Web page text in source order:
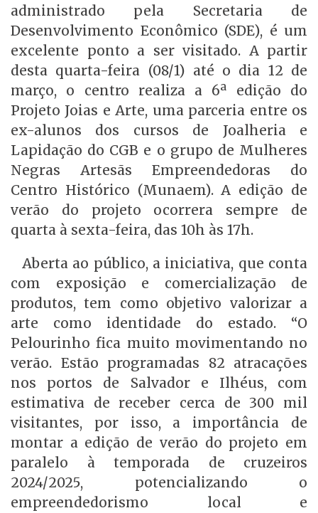
administrado pela Secretaria de
Desenvolvimento Econômico (SDE), é um
excelente ponto a ser visitado. A partir
desta quarta-feira (08/1) até o dia 12 de
março, o centro realiza a 6ª edição do
Projeto Joias e Arte, uma parceria entre os
ex-alunos dos cursos de Joalheria e
Lapidação do CGB e o grupo de Mulheres
Negras Artesãs Empreendedoras do
Centro Histórico (Munaem). A edição de
verão do projeto ocorrera sempre de
quarta à sexta-feira, das 10h às 17h.
Aberta ao público, a iniciativa, que conta
com exposição e comercialização de
produtos, tem como objetivo valorizar a
arte como identidade do estado. “O
Pelourinho fica muito movimentando no
verão. Estão programadas 82 atracações
nos portos de Salvador e Ilhéus, com
estimativa de receber cerca de 300 mil
visitantes, por isso, a importância de
montar a edição de verão do projeto em
paralelo à temporada de cruzeiros
2024/2025, potencializando o
empreendedorismo local e